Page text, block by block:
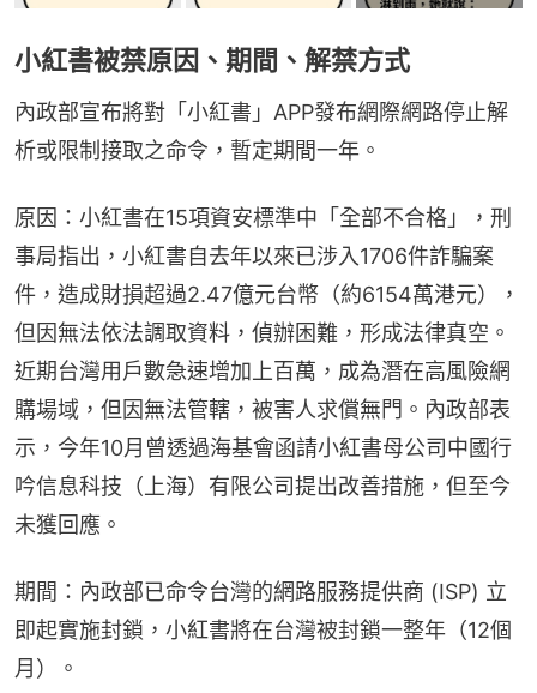
小紅書被禁原因、期間、解禁方式
內政部宣布將對「小紅書」APP發布網際網路停止解
析或限制接取之命令，暫定期間一年。
原因：小紅書在15項資安標準中「全部不合格」，刑
事局指出，小紅書自去年以來已涉入1706件詐騙案
件，造成財損超過2.47億元台幣（約6154萬港元），
但因無法依法調取資料，偵辦困難，形成法律真空。
近期台灣用戶數急速增加上百萬，成為潛在高風險網
購場域，但因無法管轄，被害人求償無門。內政部表
示，今年10月曾透過海基會函請小紅書母公司中國行
吟信息科技（上海）有限公司提出改善措施，但至今
未獲回應。
期間：內政部已命令台灣的網路服務提供商 (ISP) 立
即起實施封鎖，小紅書將在台灣被封鎖一整年（12個
月）。